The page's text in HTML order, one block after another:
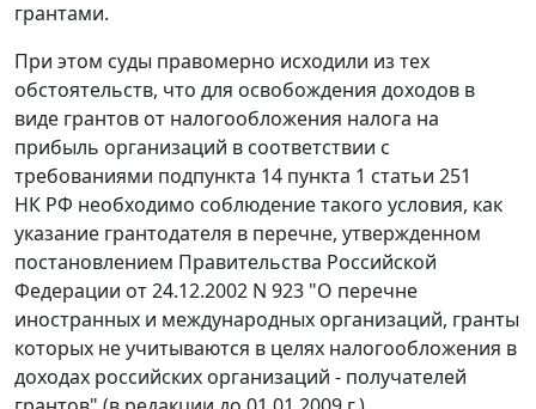
грантами.
При этом суды правомерно исходили из тех
обстоятельств, что для освобождения доходов в
виде грантов от налогообложения налога на
прибыль организаций в соответствии с
требованиями подпункта 14 пункта 1 статьи 251
НК РФ необходимо соблюдение такого условия, как
указание грантодателя в перечне, утвержденном
постановлением Правительства Российской
Федерации от 24.12.2002 N 923 "О перечне
иностранных и международных организаций, гранты
которых не учитываются в целях налогообложения в
доходах российских организаций - получателей